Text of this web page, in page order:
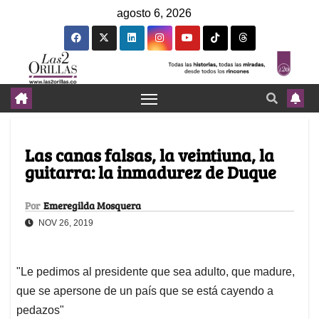
agosto 6, 2026
Las canas falsas, la veintiuna, la
guitarra: la inmadurez de Duque
Por Emeregilda Mosquera
NOV 26, 2019
"Le pedimos al presidente que sea adulto, que madure,
que se apersone de un país que se está cayendo a
pedazos"